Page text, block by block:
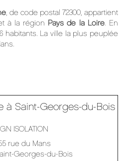
, de code postal 72300, appartient
à la région Pays de la Loire. En
habitants. La ville la plus peuplée
à Saint-Georges-du-Bois
GN ISOLATION
rue du Mans
Georges-du-Bois